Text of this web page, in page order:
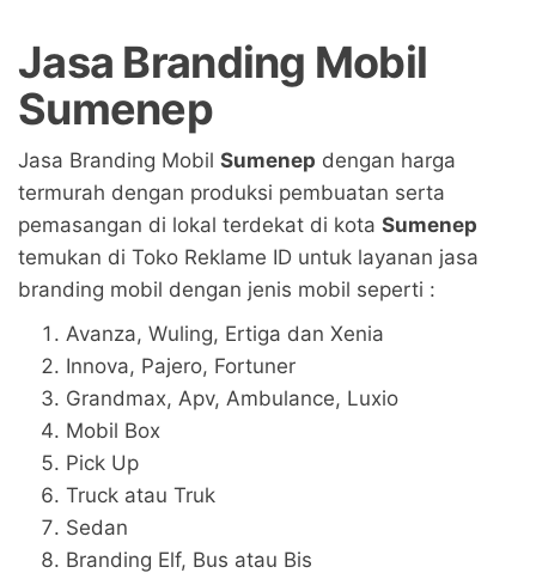
Jasa Branding Mobil
Sumenep
Jasa Branding Mobil Sumenep dengan harga
termurah dengan produksi pembuatan serta
pemasangan di lokal terdekat di kota Sumenep
temukan di Toko Reklame ID untuk layanan jasa
branding mobil dengan jenis mobil seperti :
Avanza, Wuling, Ertiga dan Xenia
Innova, Pajero, Fortuner
Grandmax, Apv, Ambulance, Luxio
Mobil Box
Pick Up
Truck atau Truk
Sedan
Branding Elf, Bus atau Bis